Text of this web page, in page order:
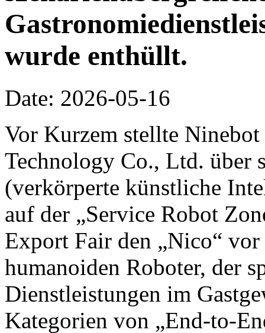
wurde enthüllt.
Date: 2026-05-16
Vor Kurzem stellte
Technology Co., Ltd. über
(verkörperte künstliche
auf der „Service Robot
Export Fair den „Nico“
humanoiden Roboter, der
Dienstleistungen im
Kategorien von „End-to-